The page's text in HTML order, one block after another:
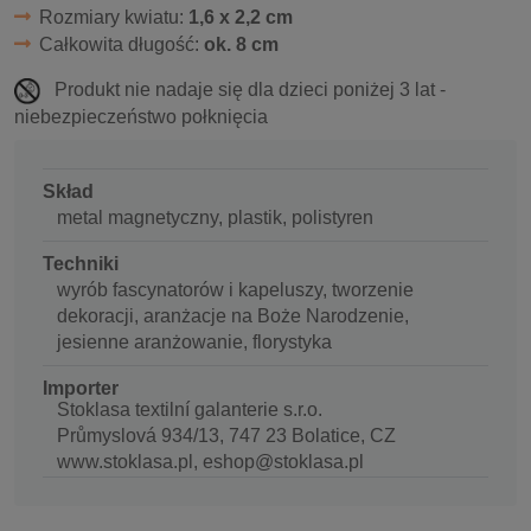
Rozmiary kwiatu: 1,6 x 2,2 cm
Całkowita długość: ok. 8 cm
Produkt nie nadaje się dla dzieci poniżej 3 lat -
niebezpieczeństwo połknięcia
Skład
metal magnetyczny, plastik, polistyren
Techniki
wyrób fascynatorów i kapeluszy, tworzenie
dekoracji, aranżacje na Boże Narodzenie,
jesienne aranżowanie, florystyka
Importer
Stoklasa textilní galanterie s.r.o.
Průmyslová 934/13, 747 23 Bolatice, CZ
www.stoklasa.pl, eshop@stoklasa.pl